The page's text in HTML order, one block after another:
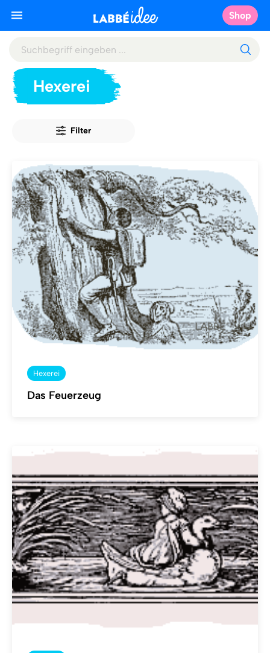
Shop
Hexerei
Filter
Hexerei
Das Feuerzeug